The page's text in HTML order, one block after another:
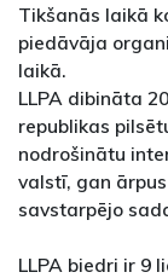
Tikšanās laikā
piedāvāja
laikā.
LLPA dibināta
republikas
nodrošinātu
valstī, gan
savstarpējo
LLPA biedri ir 9